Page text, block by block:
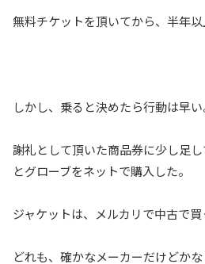
無料チケットを頂いてから、半年以
しかし、乗ると決めたら行動は早い
謝礼として頂いた商品券に少し足
とグローブをネットで購入した。
ジャケットは、メルカリで中古で買
どれも、確かなメーカーだけどか